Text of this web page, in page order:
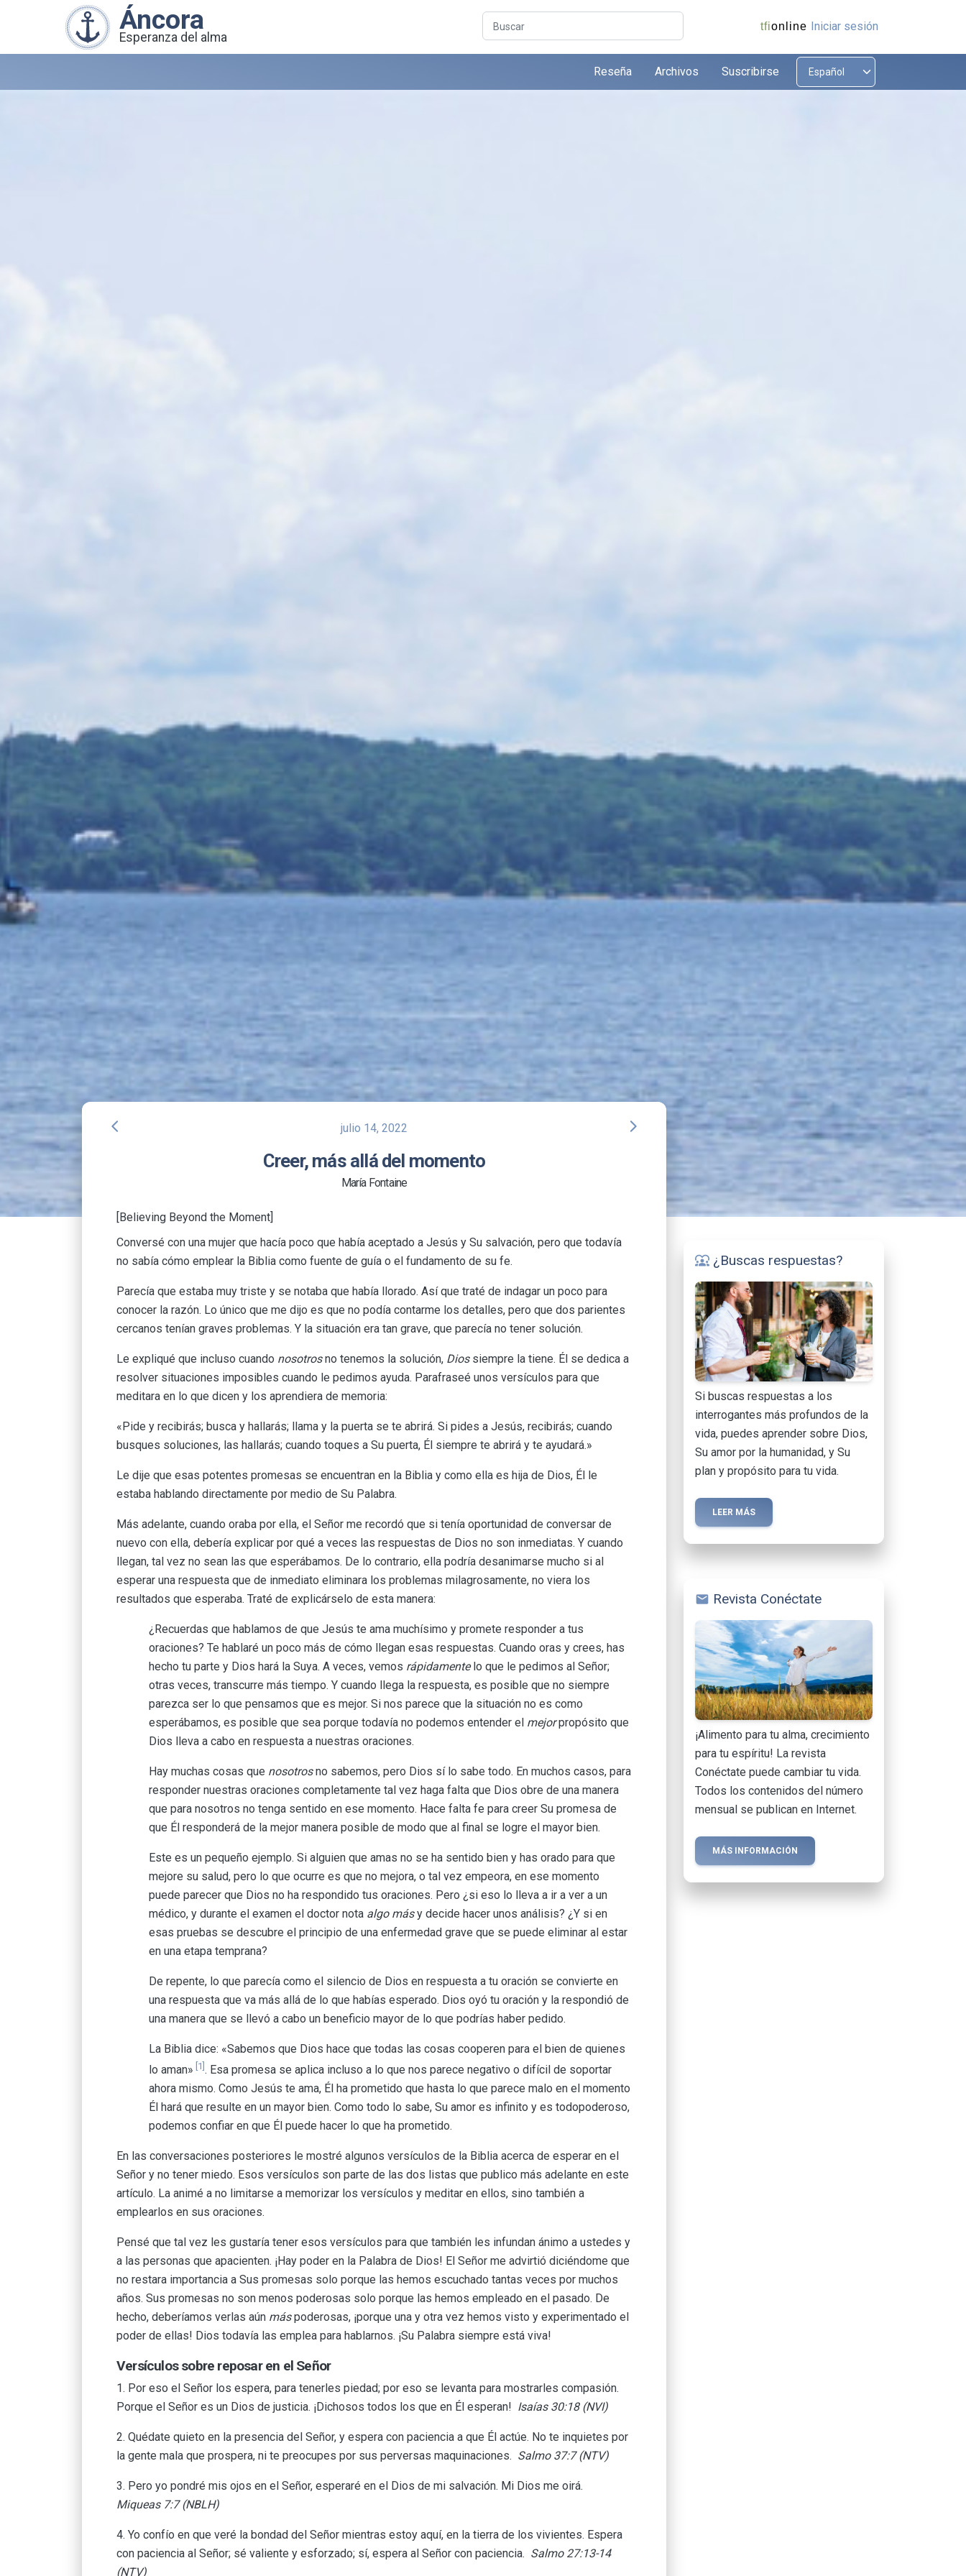
Áncora
Esperanza del alma
Buscar tfionline Iniciar sesión
Reseña Archivos Suscribirse
arrow_back_ios julio 14, 2022 arrow_forward_ios
Creer, más allá del momento
María Fontaine
[Believing Beyond the Moment]
Conversé con una mujer que hacía poco que había aceptado a Jesús y Su salvación, pero que todavía
no sabía cómo emplear la Biblia como fuente de guía o el fundamento de su fe.
Parecía que estaba muy triste y se notaba que había llorado. Así que traté de indagar un poco para
conocer la razón. Lo único que me dijo es que no podía contarme los detalles, pero que dos parientes
cercanos tenían graves problemas. Y la situación era tan grave, que parecía no tener solución.
Le expliqué que incluso cuando nosotrosno tenemos la solución, Dios siempre la tiene. Él se dedica a
resolver situaciones imposibles cuando le pedimos ayuda. Parafraseé unos versículos para que
meditara en lo que dicen y los aprendiera de memoria:
«Pide y recibirás; busca y hallarás; llama y la puerta se te abrirá. Si pides a Jesús, recibirás; cuando
busques soluciones, las hallarás; cuando toques a Su puerta, Él siempre te abrirá y te ayudará.»
Le dije que esas potentes promesas se encuentran en la Biblia y como ella es hija de Dios, Él le
estaba hablando directamente por medio de Su Palabra.
Más adelante, cuando oraba por ella, el Señor me recordó que si tenía oportunidad de conversar de
nuevo con ella, debería explicar por qué a veces las respuestas de Dios no son inmediatas. Y cuando
llegan, tal vez no sean las que esperábamos. De lo contrario, ella podría desanimarse mucho si al
esperar una respuesta que de inmediato eliminara los problemas milagrosamente, no viera los
resultados que esperaba. Traté de explicárselo de esta manera:
¿Recuerdas que hablamos de que Jesús te ama muchísimo y promete responder a tus
oraciones? Te hablaré un poco más de cómo llegan esas respuestas. Cuando oras y crees, has
hecho tu parte y Dios hará la Suya. A veces, vemos rápidamentelo que le pedimos al Señor;
otras veces, transcurre más tiempo. Y cuando llega la respuesta, es posible que no siempre
parezca ser lo que pensamos que es mejor. Si nos parece que la situación no es como
esperábamos, es posible que sea porque todavía no podemos entender el mejorpropósito que
Dios lleva a cabo en respuesta a nuestras oraciones.
Hay muchas cosas que nosotrosno sabemos, pero Dios sí lo sabe todo. En muchos casos, para
responder nuestras oraciones completamente tal vez haga falta que Dios obre de una manera
que para nosotros no tenga sentido en ese momento. Hace falta fe para creer Su promesa de
que Él responderá de la mejor manera posible de modo que al final se logre el mayor bien.
Este es un pequeño ejemplo. Si alguien que amas no se ha sentido bien y has orado para que
mejore su salud, pero lo que ocurre es que no mejora, o tal vez empeora, en ese momento
puede parecer que Dios no ha respondido tus oraciones. Pero ¿si eso lo lleva a ir a ver a un
médico, y durante el examen el doctor nota algo másy decide hacer unos análisis? ¿Y si en
esas pruebas se descubre el principio de una enfermedad grave que se puede eliminar al estar
en una etapa temprana?
De repente, lo que parecía como el silencio de Dios en respuesta a tu oración se convierte en
una respuesta que va más allá de lo que habías esperado. Dios oyó tu oración y la respondió de
una manera que se llevó a cabo un beneficio mayor de lo que podrías haber pedido.
La Biblia dice: «Sabemos que Dios hace que todas las cosas cooperen para el bien de quienes
lo aman» [1] . Esa promesa se aplica incluso a lo que nos parece negativo o difícil de soportar
ahora mismo. Como Jesús te ama, Él ha prometido que hasta lo que parece malo en el momento
Él hará que resulte en un mayor bien. Como todo lo sabe, Su amor es infinito y es todopoderoso,
podemos confiar en que Él puede hacer lo que ha prometido.
En las conversaciones posteriores le mostré algunos versículos de la Biblia acerca de esperar en el
Señor y no tener miedo. Esos versículos son parte de las dos listas que publico más adelante en este
artículo. La animé a no limitarse a memorizar los versículos y meditar en ellos, sino también a
emplearlos en sus oraciones.
Pensé que tal vez les gustaría tener esos versículos para que también les infundan ánimo a ustedes y
a las personas que apacienten. ¡Hay poder en la Palabra de Dios! El Señor me advirtió diciéndome que
no restara importancia a Sus promesas solo porque las hemos escuchado tantas veces por muchos
años. Sus promesas no son menos poderosas solo porque las hemos empleado en el pasado. De
hecho, deberíamos verlas aún máspoderosas, ¡porque una y otra vez hemos visto y experimentado el
poder de ellas! Dios todavía las emplea para hablarnos. ¡Su Palabra siempre está viva!
Versículos sobre reposar en el Señor
1. Por eso el Señor los espera, para tenerles piedad; por eso se levanta para mostrarles compasión.
Porque el Señor es un Dios de justicia. ¡Dichosos todos los que en Él esperan! Isaías 30:18 (NVI)
2. Quédate quieto en la presencia del Señor, y espera con paciencia a que Él actúe. No te inquietes por
la gente mala que prospera, ni te preocupes por sus perversas maquinaciones. Salmo 37:7 (NTV)
3. Pero yo pondré mis ojos en el Señor, esperaré en el Dios de mi salvación. Mi Dios me oirá.
Miqueas 7:7 (NBLH)
4. Yo confío en que veré la bondad del Señor mientras estoy aquí, en la tierra de los vivientes. Espera
con paciencia al Señor; sé valiente y esforzado; sí, espera al Señor con paciencia. Salmo 27:13-14
(NTV)
diversity_1 ¿Buscas respuestas?
Si buscas respuestas a los
interrogantes más profundos de la
vida, puedes aprender sobre Dios,
Su amor por la humanidad, y Su
plan y propósito para tu vida.
LEER MÁS
mail Revista Conéctate
¡Alimento para tu alma, crecimiento
para tu espíritu! La revista
Conéctate puede cambiar tu vida.
Todos los contenidos del número
mensual se publican en Internet.
MÁS INFORMACIÓN